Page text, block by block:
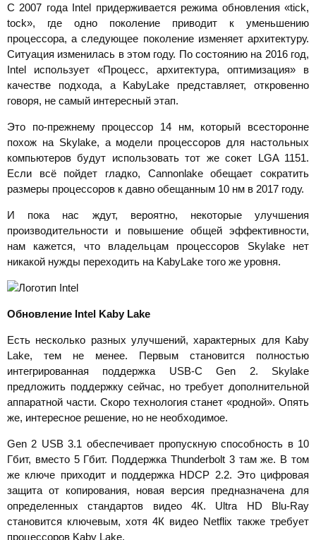
С 2007 года Intel придерживается режима обновления «tick,
tock», где одно поколение приводит к уменьшению
процессора, а следующее поколение изменяет архитектуру.
Ситуация изменилась в этом году. По состоянию на 2016 год,
Intel использует «Процесс, архитектура, оптимизация» в
качестве подхода, а KabyLake представляет, откровенно
говоря, не самый интересный этап.
Это по-прежнему процессор 14 нм, который всесторонне
похож на Skylake, а модели процессоров для настольных
компьютеров будут использовать тот же сокет LGA 1151.
Если всё пойдет гладко, Cannonlake обещает сократить
размеры процессоров к давно обещанным 10 нм в 2017 году.
И пока нас ждут, вероятно, некоторые улучшения
производительности и повышение общей эффективности,
нам кажется, что владельцам процессоров Skylake нет
никакой нужды переходить на KabyLake того же уровня.
Обновление Intel Kaby Lake
Есть несколько разных улучшений, характерных для Kaby
Lake, тем не менее. Первым становится полностью
интегрированная поддержка USB-C Gen 2. Skylake
предложить поддержку сейчас, но требует дополнительной
аппаратной части. Скоро технология станет «родной». Опять
же, интересное решение, но не необходимое.
Gen 2 USB 3.1 обеспечивает пропускную способность в 10
Гбит, вместо 5 Гбит. Поддержка Thunderbolt 3 там же. В том
же ключе приходит и поддержка HDCP 2.2. Это цифровая
защита от копирования, новая версия предназначена для
определенных стандартов видео 4К. Ultra HD Blu-Ray
становится ключевым, хотя 4К видео Netflix также требует
процессоров Kaby Lake.